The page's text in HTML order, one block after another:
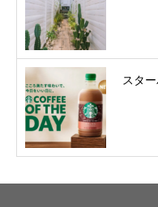
スタ